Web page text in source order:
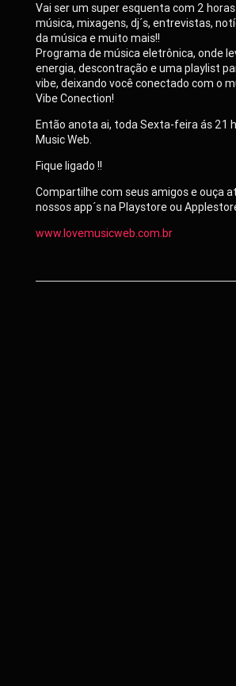
Vai ser um super esquenta com 2
música, mixagens, dj´s, entrevistas,
da música e muito mais!!
Programa de música eletrônica, onde
energia, descontração e uma playlist
vibe, deixando você conectado com o
Vibe Conection!
Então anota ai, toda Sexta-feira ás 21
Music Web.
Fique ligado !!
Compartilhe com seus amigos e ouça
nossos app´s na Playstore ou
www.lovemusicweb.com.br